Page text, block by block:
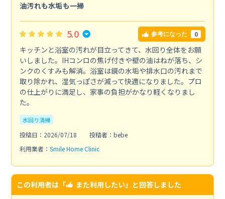
油汚れも水垢も一掃
5.0 参考になった 0
キッチンと浴室の汚れが目立ってきて、水回り全体をお願
いしました。IHコンロの焦げ付きや壁の油はねが落ち、シ
ンクのくすみも解消。浴室は鏡の水垢や排水口の汚れまで
取り除かれ、湿気っぽさが減って快適になりました。プロ
の仕上がりに満足し、家事の負担がかなり軽くなりまし
た。
水回り清掃
投稿日：2026/07/18
投稿者：bebe
利用業者： Smile Home Clinic
この利用者は「 また利用したい」と回答しました